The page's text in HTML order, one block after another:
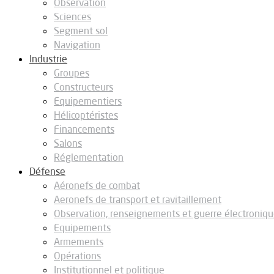
Observation
Sciences
Segment sol
Navigation
Industrie
Groupes
Constructeurs
Equipementiers
Hélicoptéristes
Financements
Salons
Réglementation
Défense
Aéronefs de combat
Aeronefs de transport et ravitaillement
Observation, renseignements et guerre
Equipements
Armements
Opérations
Institutionnel et politique